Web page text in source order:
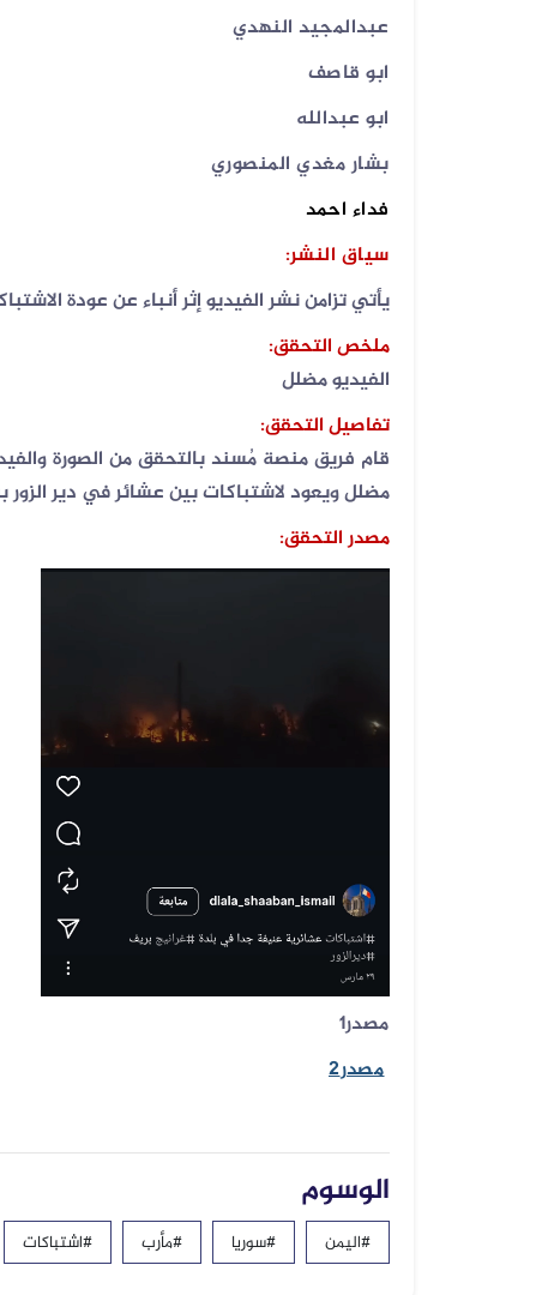
عبدالمجيد النهدي
ابو قاصف
ابو عبدالله
بشار مغدي المنصوري
فداء احمد
سياق النشر:
يأتي تزامن نشر الفيديو إثر أنباء عن عودة
ملخص التحقق:
الفيديو مضلل
تفاصيل التحقق:
قام فريق منصة مُسند بالتحقق من الصورة
مضلل ويعود لاشتباكات بين عشائر في دير الزور
مصدر التحقق:
مصدر1
مصدر2
الوسوم
#اليمن #سوريا #مأرب #اشتباكات
فيديو زُعم أنه يُظهر استهداف سفينة...
الفيديو المتداول لتعزيزات ألوية ال...
04 أغسطس 2026
الفيديو المتداول لانزلاق طائرة أمر...
03 أغسطس 2026
الفيديو المنسوب لمعارك حديثة في مد...